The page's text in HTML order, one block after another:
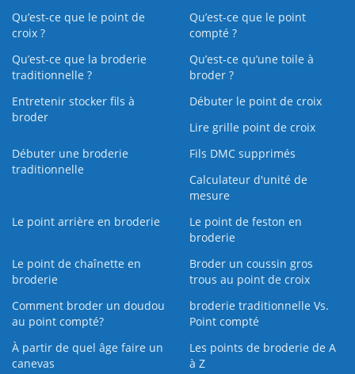
Qu’est-ce que le point de
croix ?
Qu’est-ce que le point
compté ?
Qu’est-ce que la broderie
traditionnelle ?
Qu’est‑ce qu’une toile à
broder ?
Entretenir stocker fils à
broder
Débuter le point de croix
Lire grille point de croix
Débuter une broderie
traditionnelle
Fils DMC supprimés
Calculateur d'unité de
mesure
Le point arrière en broderie
Le point de feston en
broderie
Le point de chaînette en
broderie
Broder un coussin gros
trous au point de croix
Comment broder un doudou
au point compté?
broderie traditionnelle Vs.
Point compté
À partir de quel âge faire un
canevas
Les points de broderie de A
à Z